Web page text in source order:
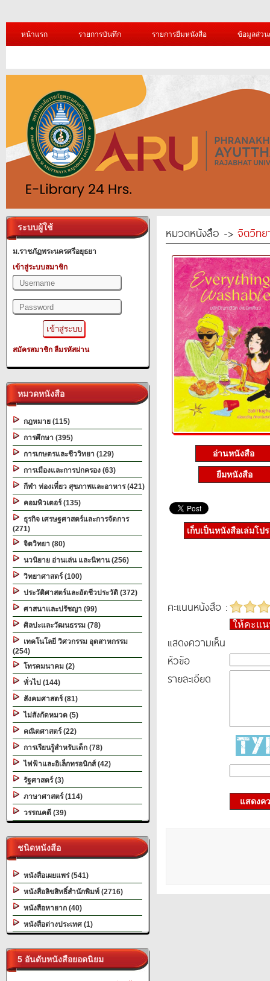
หน้าแรก รายการบันทึก รายการยืมหนังสือ ข้อมูลส่ว
ระบบผู้ใช้
ม.ราชภัฏพระนครศรีอยุธยา
เข้าสู่ระบบสมาชิก
สมัครสมาชิก ลืมรหัสผ่าน
หมวดหนังสือ
กฎหมาย (115)
การศึกษา (395)
การเกษตรและชีววิทยา (129)
การเมืองและการปกครอง (63)
กีฬา ท่องเที่ยว สุขภาพและอาหาร (421)
คอมพิวเตอร์ (135)
ธุรกิจ เศรษฐศาสตร์และการจัดการ
(271)
จิตวิทยา (80)
นวนิยาย อ่านเล่น และนิทาน (256)
วิทยาศาสตร์ (100)
ประวัติศาสตร์และอัตชีวประวัติ (372)
ศาสนาและปรัชญา (99)
ศิลปะและวัฒนธรรม (78)
เทคโนโลยี วิศวกรรม อุตสาหกรรม
(254)
โทรคมนาคม (2)
ทั่วไป (144)
สังคมศาสตร์ (81)
ไม่สังกัดหมวด (5)
คณิตศาสตร์ (22)
การเรียนรู้สำหรับเด็ก (78)
ไฟฟ้าและอิเล็กทรอนิกส์ (42)
รัฐศาสตร์ (3)
ภาษาศาสตร์ (114)
วรรณคดี (39)
ชนิดหนังสือ
หนังสือเผยแพร่ (541)
หนังสือลิขสิทธิ์สำนักพิมพ์ (2716)
หนังสือหายาก (40)
หนังสือต่างประเทศ (1)
5 อันดับหนังสือยอดนิยม
หมวดหนังสือ -> จิตวิทย
อ่านหนังสือ
ยืมหนังสือ
เก็บเป็นหนังสือเล่มโป
คะแนนหนังสือ :
ให้คะแ
แสดงความเห็น
หัวข้อ
รายละเอียด
แสดงค